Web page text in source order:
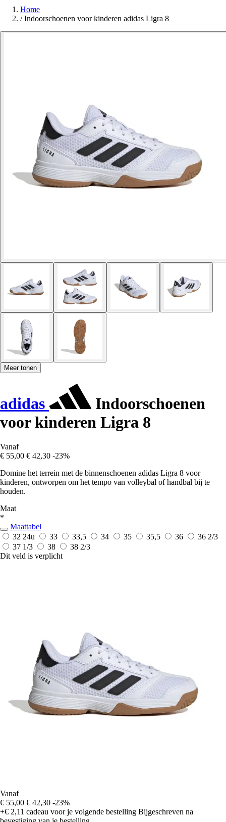
Home
/ Indoorschoenen voor kinderen adidas Ligra 8
Meer tonen
adidas
Indoorschoenen
voor kinderen Ligra 8
Vanaf
€ 55,00 € 42,30 -23%
Domine het terrein met de binnenschoenen adidas Ligra 8 voor
kinderen, ontworpen om het tempo van volleybal of handbal bij te
houden.
Maat
*
Maattabel
32 24u 33 33,5 34 35 35,5 36
36 2/3
37 1/3
38
38 2/3
Dit veld is verplicht
Vanaf
€ 55,00 € 42,30 -23%
+€ 2,11 cadeau voor je volgende bestelling Bijgeschreven na